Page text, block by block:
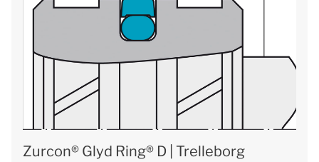
Zurcon® Glyd Ring® D | Trelleborg